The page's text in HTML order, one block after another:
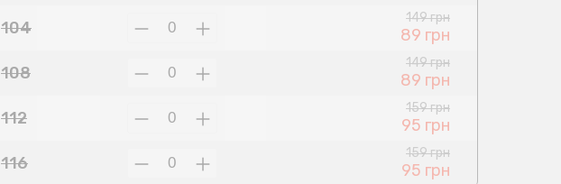
104
108
112
116
149 грн
89 грн
149 грн
89 грн
159 грн
95 грн
159 грн
95 грн